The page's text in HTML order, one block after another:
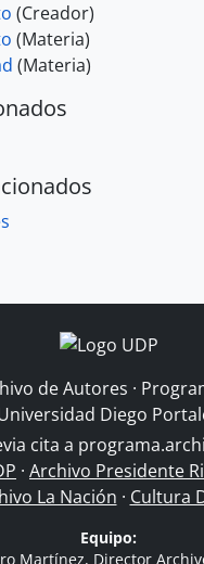
(Creador)
(Materia)
(Materia)
de Autores ·
Diego
cita a
· Archivo Presidente
La Nación · Cultura
Equipo:
Martínez, Director